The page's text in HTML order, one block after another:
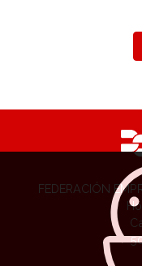
FEDERACIÓN